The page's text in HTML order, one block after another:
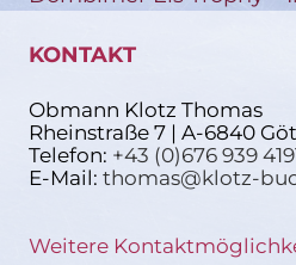
KONTAKT
Obmann Klotz Thomas
Rheinstraße 7 | A-6840
Telefon: +43 (0)676 939
E-Mail: thomas@klotz-
Weitere